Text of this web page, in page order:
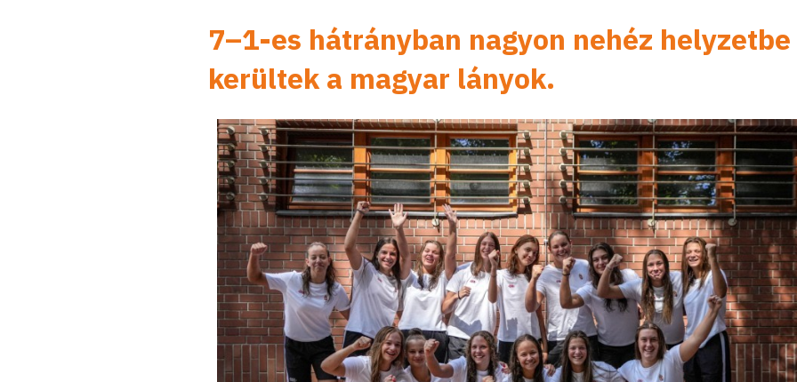
7–1-es hátrányban nagyon nehéz helyzetbe
kerültek a magyar lányok.